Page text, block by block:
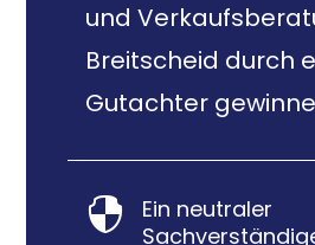
und
Breitscheid durch
Gutachter

Ein neutraler